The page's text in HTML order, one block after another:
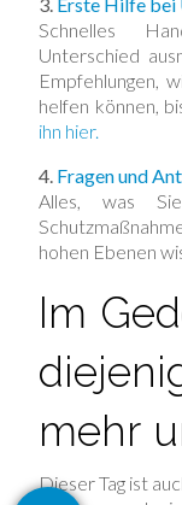
Schnelles
Unterschied
Empfehlungen,
helfen können,
ihn hier.
4. Fragen und
Alles, was
hohen Ebenen
Im
mehr
Dieser Tag ist